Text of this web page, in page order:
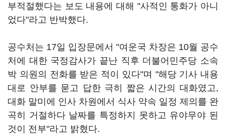
부적절했다는 보도 내용에 대해 "사적인 통화가 아니
었다"라고 반박했다.
공수처는 17일 입장문에서 "여운국 차장은 10월 공수
처에 대한 국정감사가 끝난 직후 더불어민주당 소속
박 의원의 전화를 받은 적이 있다"며 "해당 기사 내용
대로 안부를 묻고 답한 극히 짧은 시간의 대화였고,
대화 말미에 인사 차원에서 식사 약속 일정 제의를 완
곡히 거절하다 날짜를 특정하지 못하고 유야무야 된
것이 전부"라고 밝혔다.